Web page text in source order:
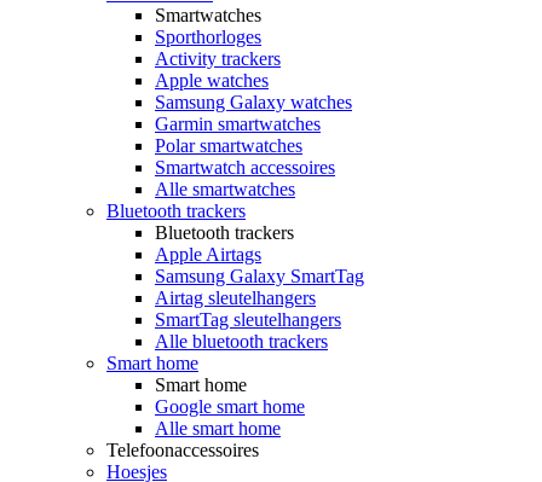
Smartwatches
Sporthorloges
Activity trackers
Apple watches
Samsung Galaxy watches
Garmin smartwatches
Polar smartwatches
Smartwatch accessoires
Alle smartwatches
Bluetooth trackers
Bluetooth trackers
Apple Airtags
Samsung Galaxy SmartTag
Airtag sleutelhangers
SmartTag sleutelhangers
Alle bluetooth trackers
Smart home
Smart home
Google smart home
Alle smart home
Telefoonaccessoires
Hoesjes